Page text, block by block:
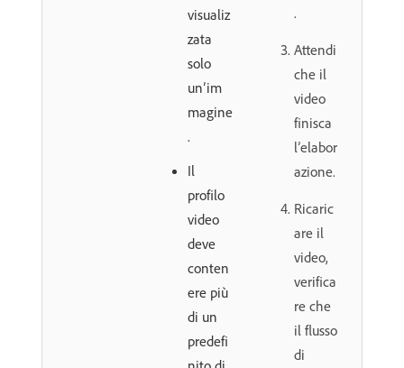
visualiz
zata
solo
un’im
magine
.
Il
profilo
video
deve
conten
ere più
di un
predefi
.
Attendi
che il
video
finisca
l’elabor
azione.
Ricaric
are il
video,
verifica
re che
il flusso
di